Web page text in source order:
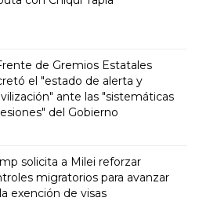
de Gremios Estatales
el "estado de alerta y
ante las "sistemáticas
del Gobierno
solicita a Milei reforzar
migratorios para avanzar
exención de visas